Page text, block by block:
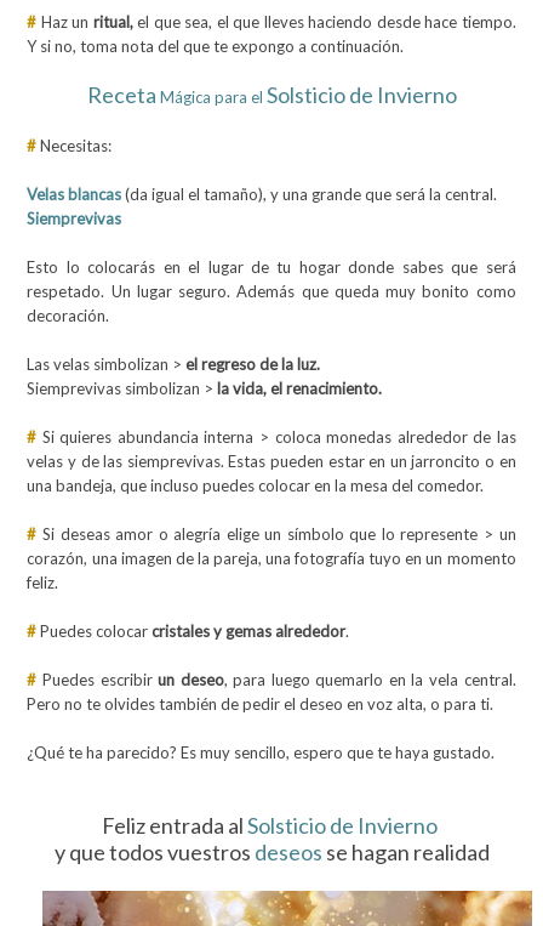
# Haz un ritual,el que sea, el que lleves haciendo desde hace tiempo.
Y si no, toma nota del que te expongo a continuación.
Receta Mágica para el Solsticio de Invierno
#Necesitas:
Velas blancas (da igual el tamaño), y una grande que será la central.
Siemprevivas
Esto lo colocarás en el lugar de tu hogar donde sabes que será
respetado. Un lugar seguro. Además que queda muy bonito como
decoración.
Las velas simbolizan >el regreso de la luz.
Siemprevivas simbolizan > la vida, el renacimiento.
# Si quieres abundancia interna > coloca monedas alrededor de las
velas y de las siemprevivas. Estas pueden estar en un jarroncito o en
una bandeja, que incluso puedes colocar en la mesa del comedor.
# Si deseas amor o alegría elige un símbolo que lo represente > un
corazón, una imagen de la pareja, una fotografía tuyo en un momento
feliz.
#Puedes colocarcristales y gemas alrededor.
# Puedes escribirun deseo,para luego quemarlo en la vela central.
Pero no te olvides también de pedir el deseo en voz alta, o para ti.
¿Qué te ha parecido? Es muy sencillo, espero que te haya gustado.
Feliz entrada alSolsticio de Invierno
y que todos vuestros deseos se hagan realidad